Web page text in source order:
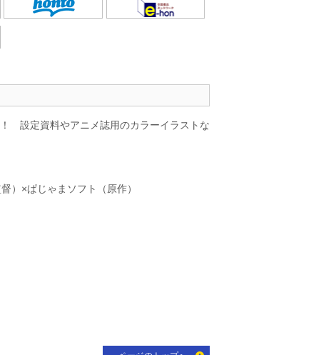
設定資料やアニメ誌用のカラーイラストな
）×ぱじゃまソフト（原作）